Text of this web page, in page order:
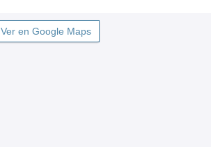
Ver en Google Maps